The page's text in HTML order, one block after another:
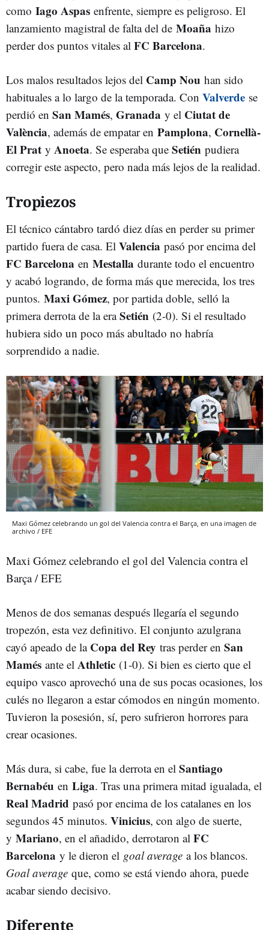
como Iago Aspas enfrente, siempre es peligroso. El
lanzamiento magistral de falta del de Moaña hizo
perder dos puntos vitales al FC Barcelona.
Los malos resultados lejos del Camp Nou han sido
habituales a lo largo de la temporada. Con Valverde se
perdió en San Mamés, Granada y el Ciutat de
València, además de empatar en Pamplona, Cornellà-
El Prat y Anoeta. Se esperaba que Setién pudiera
corregir este aspecto, pero nada más lejos de la realidad.
Tropiezos
El técnico cántabro tardó diez días en perder su primer
partido fuera de casa. El Valencia pasó por encima del
FC Barcelona en Mestalla durante todo el encuentro
y acabó logrando, de forma más que merecida, los tres
puntos. Maxi Gómez, por partida doble, selló la
primera derrota de la eraSetién (2-0). Si el resultado
hubiera sido un poco más abultado no habría
sorprendido a nadie.
Maxi Gómez celebrando un gol del Valencia contra el Barça, en una imagen de
archivo / EFE
Maxi Gómez celebrando el gol del Valencia contra el
Barça / EFE
Menos de dos semanas después llegaría el segundo
tropezón, esta vez definitivo. El conjunto azulgrana
cayó apeado de la Copa del Rey tras perder en San
Mamés ante el Athletic (1-0). Si bien es cierto que el
equipo vasco aprovechó una de sus pocas ocasiones, los
culés no llegaron a estar cómodos en ningún momento.
Tuvieron la posesión, sí, pero sufrieron horrores para
crear ocasiones.
Más dura, si cabe, fue la derrota en el Santiago
Bernabéu en Liga. Tras una primera mitad igualada, el
Real Madrid pasó por encima de los catalanes en los
segundos 45 minutos. Vinicius, con algo de suerte,
y Mariano, en el añadido, derrotaron al FC
Barcelona y le dieron el goal average a los blancos.
Goal average que, como se está viendo ahora, puede
acabar siendo decisivo.
Diferente